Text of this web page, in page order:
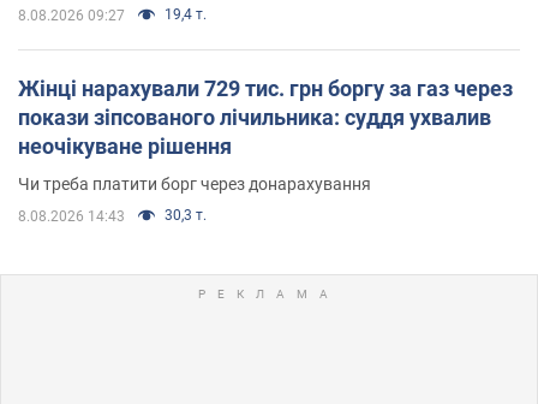
8.08.2026 09:27 19,4 т.
Жінці нарахували 729 тис. грн боргу за газ через
покази зіпсованого лічильника: суддя ухвалив
неочікуване рішення
Чи треба платити борг через донарахування
8.08.2026 14:43 30,3 т.